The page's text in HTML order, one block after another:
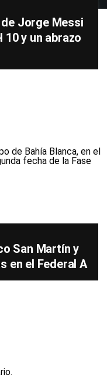
Jorge Messi
10 y un abrazo
San Martín y
en el Federal A